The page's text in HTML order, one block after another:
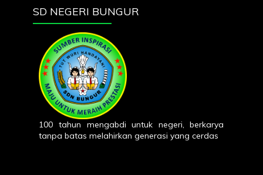
SD NEGERI BUNGUR
100 tahun mengabdi untuk negeri, berkarya
tanpa batas melahirkan generasi yang cerdas